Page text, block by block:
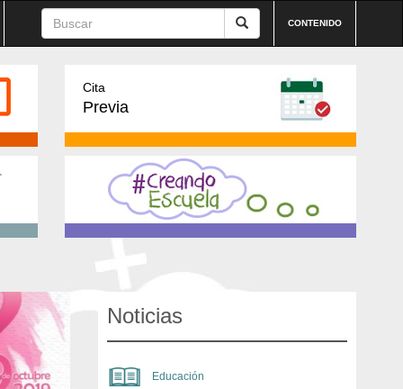
CONTENIDO
Cita
Previa
Noticias
Educación